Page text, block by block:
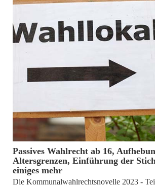
von Gerd Armbruster
Passives Wahlrecht ab 16,
Altersgrenzen, Einführung der
einiges mehr
Die Kommunalwahlrechtsnovelle 2023 -